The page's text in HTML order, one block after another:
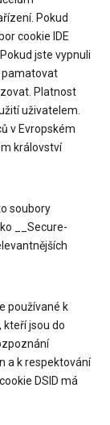
Pokud
cookie IDE
jste vypnuli
pamatovat
Platnost
uživatelem.
v Evropském
království
soubory
__Secure-
používané k
kteří jsou do
a k respektování
DSID má